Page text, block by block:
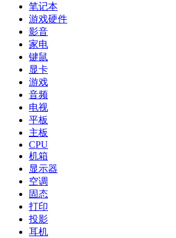
笔记本
游戏硬件
影音
家电
键鼠
显卡
游戏
音频
电视
平板
主板
CPU
机箱
显示器
空调
固态
打印
投影
耳机